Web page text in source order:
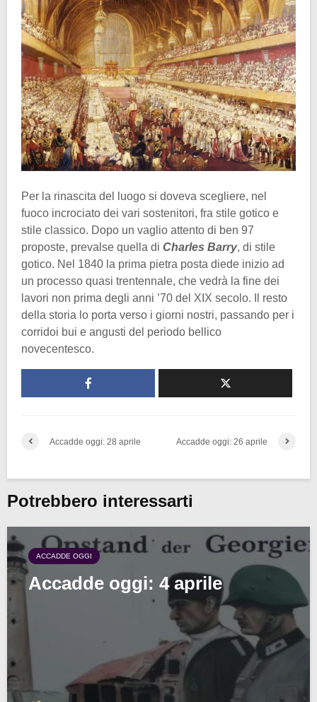
Per la rinascita del luogo si doveva scegliere, nel
fuoco incrociato dei vari sostenitori, fra stile gotico e
stile classico. Dopo un vaglio attento di ben 97
proposte, prevalse quella di Charles Barry, di stile
gotico. Nel 1840 la prima pietra posta diede inizio ad
un processo quasi trentennale, che vedrà la fine dei
lavori non prima degli anni ’70 del XIX secolo. Il resto
della storia lo porta verso i giorni nostri, passando per i
corridoi bui e angusti del periodo bellico
novecentesco.
Accadde oggi: 28 aprile Accadde oggi: 26 aprile
Potrebbero interessarti
ACCADDE OGGI
Accadde oggi: 4 aprile